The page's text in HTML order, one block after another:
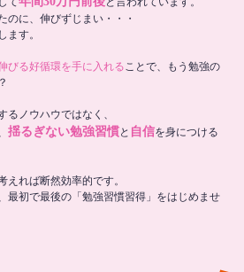
のに、伸びずじまい・・・
ます。
びる好循環を手に入れることで、もう勉強の
るノウハウではなく、
揺るぎない勉強習慣と 自信を身につける
えれば断然効率的です。
最初で最後の「勉強習慣習得」をはじめませ